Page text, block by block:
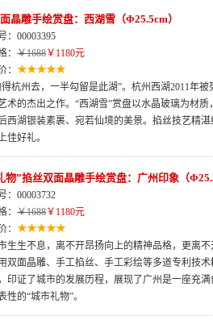
晶雕手绘赏盘：西湖雪（Φ25.5cm）
：00003395
： ￥1688￥1180元
：
得杭州去，一半勾留是此湖”。杭州西湖2011年
术的杰出之作。“西湖雪”赏盘以水晶玻璃为材
西湖银装素裹、宛若仙境的美景。掐丝技艺精
佳好礼。
物”掐丝双面晶雕手绘赏盘：广州印象（
：00003732
： ￥1688￥1180元
：
生生不息，离不开昂扬向上的精神品格，更离
双面晶雕、手工掐丝、手工彩绘等多道专利技
印证了城市的发展历程，展现了广州是一座充
性的“城市礼物”。